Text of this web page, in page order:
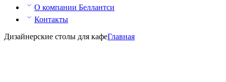
О компании Беллантси
Контакты
Дизайнерские столы для кафеГлавная